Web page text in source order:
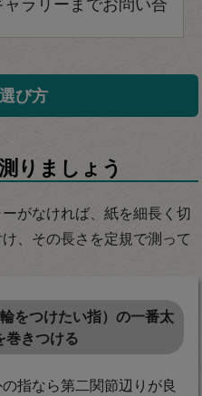
び方
りましょう
がなければ、紙を細長く切
、その長さを定規で測って
をつけたい指）の一番太
巻きつける
指なら第二関節辺りが良